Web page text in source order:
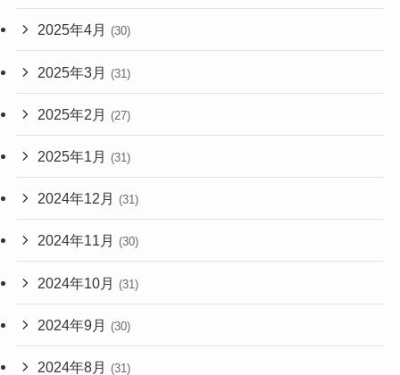
2025年4月 (30)
2025年3月 (31)
2025年2月 (27)
2025年1月 (31)
2024年12月 (31)
2024年11月 (30)
2024年10月 (31)
2024年9月 (30)
2024年8月 (31)